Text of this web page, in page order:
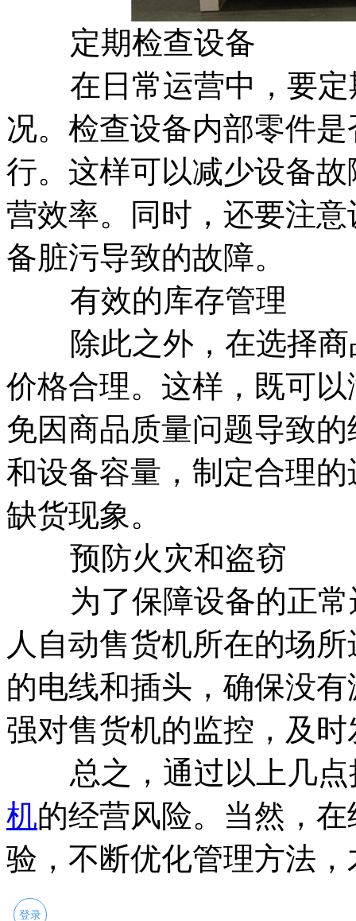
定期检查设备
在日常运营中，要定
况。检查设备内部零件
行。这样可以减少设备
营效率。同时，还要注
备脏污导致的故障。
有效的库存管理
除此之外，在选择商
价格合理。这样，既可
免因商品质量问题导致
和设备容量，制定合理
缺货现象。
预防火灾和盗窃
为了保障设备的正常
人自动售货机所在的场
的电线和插头，确保没
强对售货机的监控，及
总之，通过以上几点
机的经营风险。当然，
验，不断优化管理方法
登录